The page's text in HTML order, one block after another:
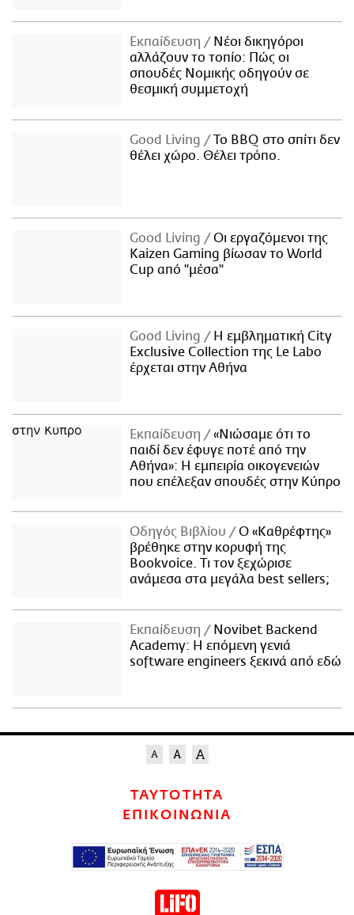
Εκπαίδευση
Νέοι δικηγόροι
αλλάζουν το τοπίο: Πώς οι
σπουδές Νομικής οδηγούν σε
θεσμική συμμετοχή
Good Living
Το BBQ στο σπίτι δεν
θέλει χώρο. Θέλει τρόπο.
Good Living
Οι εργαζόμενοι της
Kaizen Gaming βίωσαν το World
Cup από "μέσα"
Good Living
Η εμβληματική City
Exclusive Collection της Le Labo
έρχεται στην Αθήνα
Εκπαίδευση
«Νιώσαμε ότι το
παιδί δεν έφυγε ποτέ από την
Αθήνα»: Η εμπειρία οικογενειών
που επέλεξαν σπουδές στην Κύπρο
Οδηγός Βιβλίου
Ο «Καθρέφτης»
βρέθηκε στην κορυφή της
Bookvoice. Τι τον ξεχώρισε
ανάμεσα στα μεγάλα best sellers;
Εκπαίδευση
Novibet Backend
Academy: Η επόμενη γενιά
software engineers ξεκινά από εδώ
ΤΑΥΤΟΤΗΤΑ
ΕΠΙΚΟΙΝΩΝΙΑ